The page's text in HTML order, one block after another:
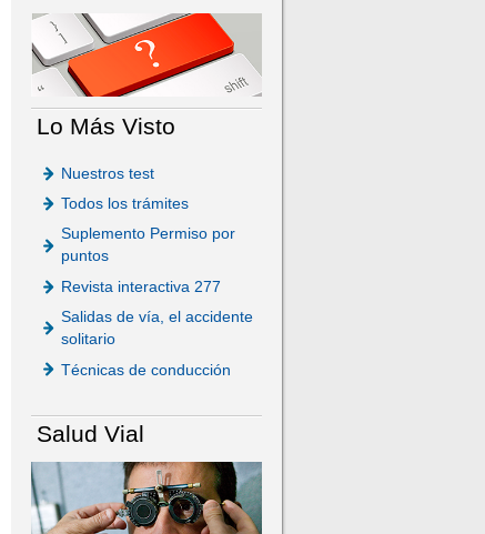
Lo Más Visto
Nuestros test
Todos los trámites
Suplemento Permiso por
puntos
Revista interactiva 277
Salidas de vía, el accidente
solitario
Técnicas de conducción
Salud Vial